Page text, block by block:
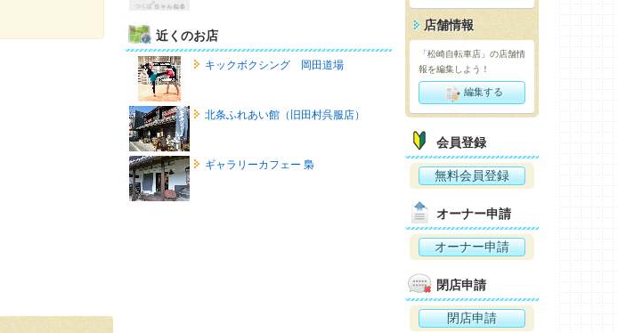
近くのお店
キックボクシング 岡田道場
北条ふれあい館（旧田村呉服店）
ギャラリーカフェー 梟
店舗情報
「松崎自転車店」の店舗情
報を編集しよう！
編集する
会員登録
無料会員登録
オーナー申請
オーナー申請
閉店申請
閉店申請